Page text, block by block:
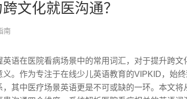
文化就医沟通？
南
语在医院看病场景中的常用词汇，对于提升跨文
。作为专注于在线少儿英语教育的VIPKID，始
其中医疗场景英语更是不可或缺的一环。本文将